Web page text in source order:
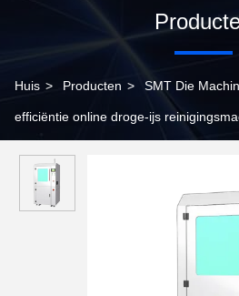
Huis > Producten > SMT Die
efficiëntie online droge-ijs